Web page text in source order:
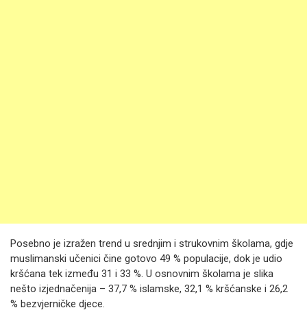
Posebno je izražen trend u srednjim i strukovnim školama, gdje
muslimanski učenici čine gotovo 49 % populacije, dok je udio
kršćana tek između 31 i 33 %. U osnovnim školama je slika
nešto izjednačenija – 37,7 % islamske, 32,1 % kršćanske i 26,2
% bezvjerničke djece.